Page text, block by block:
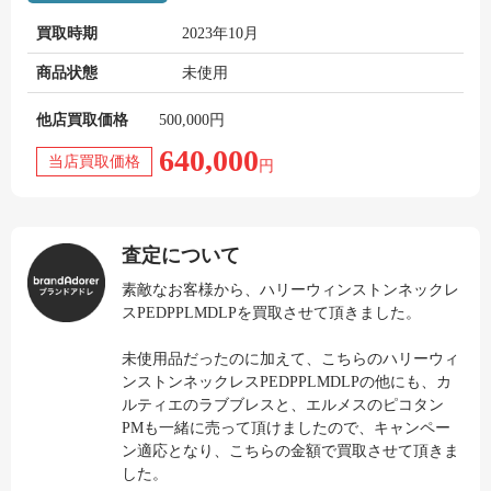
買取時期 2023年10月
商品状態 未使用
他店買取価格 500,000円
当店買取価格 640,000 円
査定について
素敵なお客様から、ハリーウィンストンネックレ
スPEDPPLMDLPを買取させて頂きました。
未使用品だったのに加えて、こちらのハリーウィ
ンストンネックレスPEDPPLMDLPの他にも、カ
ルティエのラブブレスと、エルメスのピコタン
PMも一緒に売って頂けましたので、キャンペー
ン適応となり、こちらの金額で買取させて頂きま
した。